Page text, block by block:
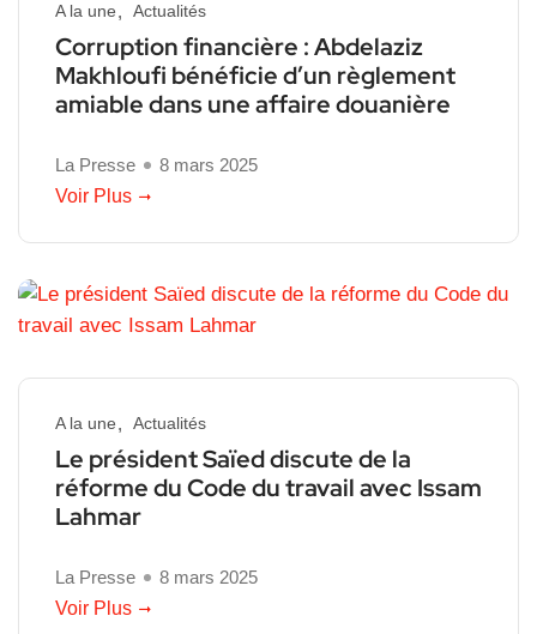
A la une Actualités
Corruption financière : Abdelaziz
Makhloufi bénéficie d’un règlement
amiable dans une affaire douanière
La Presse
8 mars 2025
Voir Plus
A la une Actualités
Le président Saïed discute de la
réforme du Code du travail avec Issam
Lahmar
La Presse
8 mars 2025
Voir Plus